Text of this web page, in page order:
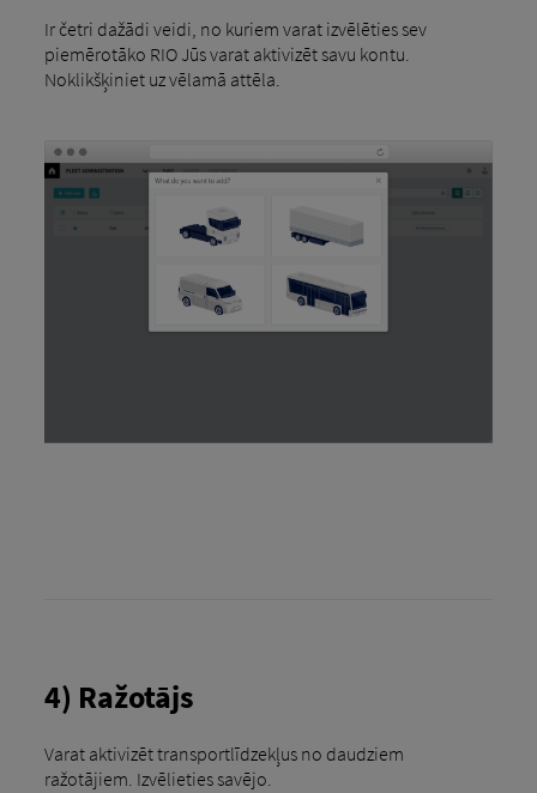
Ir četri dažādi veidi, no kuriem varat izvēlēties sev
piemērotāko RIO Jūs varat aktivizēt savu kontu.
Noklikšķiniet uz vēlamā attēla.
4) Ražotājs
Varat aktivizēt transportlīdzekļus no daudziem
ražotājiem. Izvēlieties savējo.